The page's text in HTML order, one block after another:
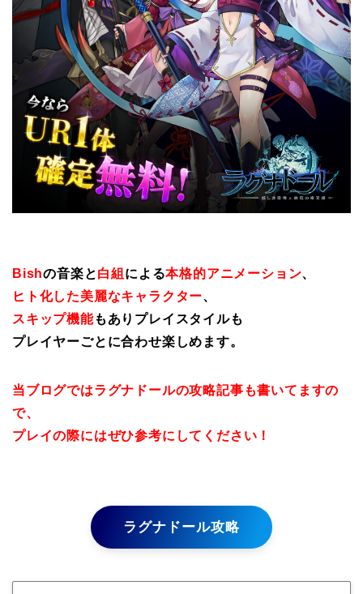
Bishの音楽と白組 による本格的アニメーション、
ヒト化した美麗なキャラクター、
スキップ機能もありプレイスタイルも
プレイヤーごとに合わせ楽しめます。
当ブログではラグナドールの攻略記事も書いてますの
で、
プレイの際にはぜひ参考にしてください！
ラグナドール攻略